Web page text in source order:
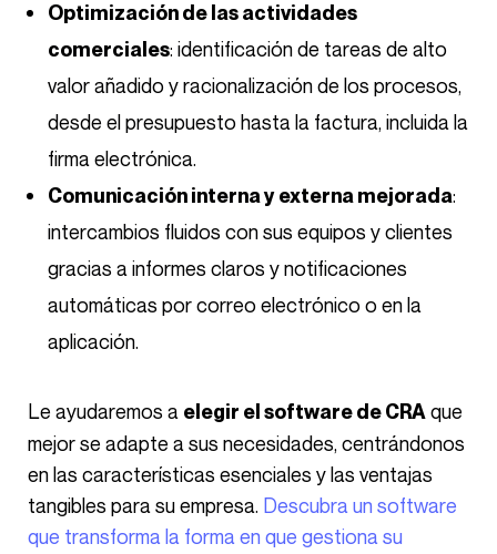
Optimización de las actividades
comerciales: identificación de tareas de alto
valor añadido y racionalización de los procesos,
desde el presupuesto hasta la factura, incluida la
firma electrónica.
Comunicación interna y externa mejorada:
intercambios fluidos con sus equipos y clientes
gracias a informes claros y notificaciones
automáticas por correo electrónico o en la
aplicación.
Le ayudaremos a elegir el software de CRA que
mejor se adapte a sus necesidades, centrándonos
en las características esenciales y las ventajas
tangibles para su empresa. Descubra un software
que transforma la forma en que gestiona su